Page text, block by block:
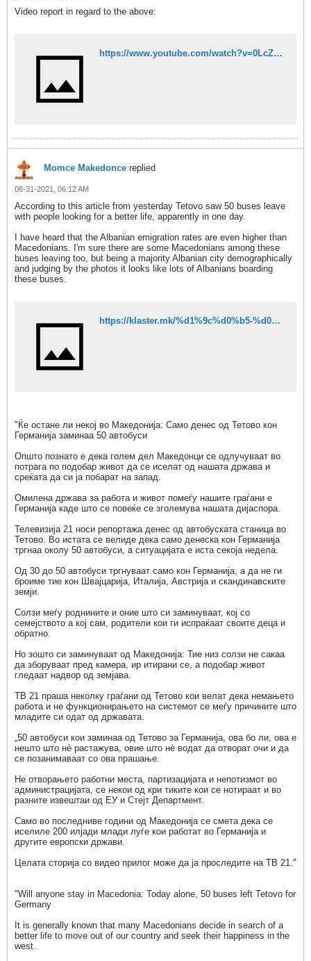
Video report in regard to the above:
https://www.youtube.com/watch?v=0LcZpFkKLVY
Momce Makedonce replied
08-31-2021, 06:12 AM
According to this article from yesterday Tetovo saw 50 buses leave
with people looking for a better life, apparently in one day.
I have heard that the Albanian emigration rates are even higher than
Macedonians. I'm sure there are some Macedonians among these
buses leaving too, but being a majority Albanian city demographically
and judging by the photos it looks like lots of Albanians boarding
these buses.
https://klaster.mk/%d1%9c%d0%b5-%d0%be%d1%81%d1%82%d0%b0%d0%bd%d0%b5-%d0%bb%d0%b8-%d0%bd%d0%b5%d0%ba%d0%be%d1%98-%d0%b2%d0%be-%d0%bc%d0%b0%d0%ba%d0%b5%d0%b4%d0%be%d0%bd%d0%b8%d1%98%d0%b0-%d1%81%d0%b0%d0%bc%d0%be-%d0%b4/?fbclid=IwAR0WCGgM8GzdLJ8RMEyy-sT4QMiSJQQ3k-EBKC1jAJHgMo7t8eD8HTSwOlY#
"Ќе остане ли некој во Македонија: Само денес од Тетово кон
Германија заминаа 50 автобуси
Општо познато е дека голем дел Македонци се одлучуваат во
потрага по подобар живот да се иселат од нашата држава и
среќата да си ја побарат на запад.
Омилена држава за работа и живот помеѓу нашите граѓани е
Германија каде што се повеќе се зголемува нашата дијаспора.
Телевизија 21 носи репортажа денес од автобуската станица во
Тетово. Во истата се велиде дека само денеска кон Германија
тргнаа околу 50 автобуси, а ситуацијата е иста секоја недела.
Од 30 до 50 автобуси тргнуваат само кон Германија, а да не ги
броиме тие кон Швајцарија, Италија, Австрија и скандинавските
земји.
Солзи меѓу роднините и оние што си заминуваат, кој со
семејството а кој сам, родители кои ги испраќаат своите деца и
обратно.
Но зошто си заминуваат од Македонија: Тие низ солзи не сакаа
да зборуваат пред камера, ир итирани се, а подобар живот
гледаат надвор од земјава.
ТВ 21 праша неколку граѓани од Тетово кои велат дека немањето
работа и не функционирањето на системот се меѓу причините што
младите си одат од државата.
„50 автобуси кои заминаа од Тетово за Германија, ова бо ли, ова е
нешто што нè растажува, овие што нè водат да отворат очи и да
се позанимаваат со ова прашање.
Не отворањето работни места, партизацијата и непотизмот во
администрацијата, се некои од кри тиките кои се нотираат и во
разните извештаи од ЕУ и Стејт Департмент.
Само во последниве години од Македонија се смета дека се
иселиле 200 илјади млади луѓе кои работат во Германија и
другите европски држави.
Целата сторија со видео прилог може да ја проследите на ТВ 21."
"Will anyone stay in Macedonia: Today alone, 50 buses left Tetovo for
Germany
It is generally known that many Macedonians decide in search of a
better life to move out of our country and seek their happiness in the
west.